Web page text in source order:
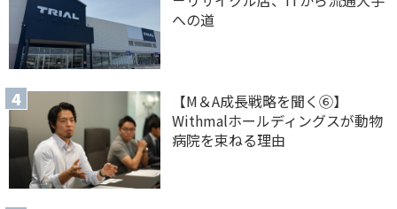
への道
【M＆A 成長戦略を聞く⑥】
Withmalホールディングスが動物
病院を束ねる理由